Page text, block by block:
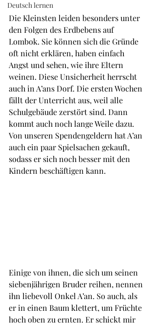
Deutsch lernen
Die Kleinsten leiden besonders unter
den Folgen des Erdbebens auf
Lombok. Sie können sich die Gründe
oft nicht erklären, haben einfach
Angst und sehen, wie ihre Eltern
weinen. Diese Unsicherheit herrscht
auch in A’ans Dorf. Die ersten Wochen
fällt der Unterricht aus, weil alle
Schulgebäude zerstört sind. Dann
kommt auch noch lange Weile dazu.
Von unseren Spendengeldern hat A’an
auch ein paar Spielsachen gekauft,
sodass er sich noch besser mit den
Kindern beschäftigen kann.
Einige von ihnen, die sich um seinen
siebenjährigen Bruder reihen, nennen
ihn liebevoll Onkel A’an. So auch, als
er in einen Baum klettert, um Früchte
hoch oben zu ernten. Er schickt mir